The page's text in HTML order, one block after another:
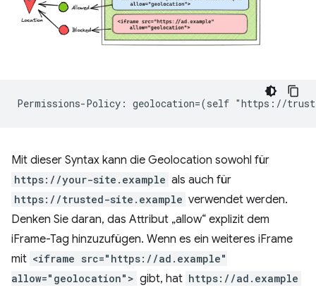
Mit dieser Syntax kann die Geolocation sowohl für
https://your-site.example als auch für
https://trusted-site.example verwendet werden.
Denken Sie daran, das Attribut „allow“ explizit dem
iFrame-Tag hinzuzufügen. Wenn es ein weiteres iFrame
mit <iframe src="https://ad.example"
allow="geolocation"> gibt, hat https://ad.example